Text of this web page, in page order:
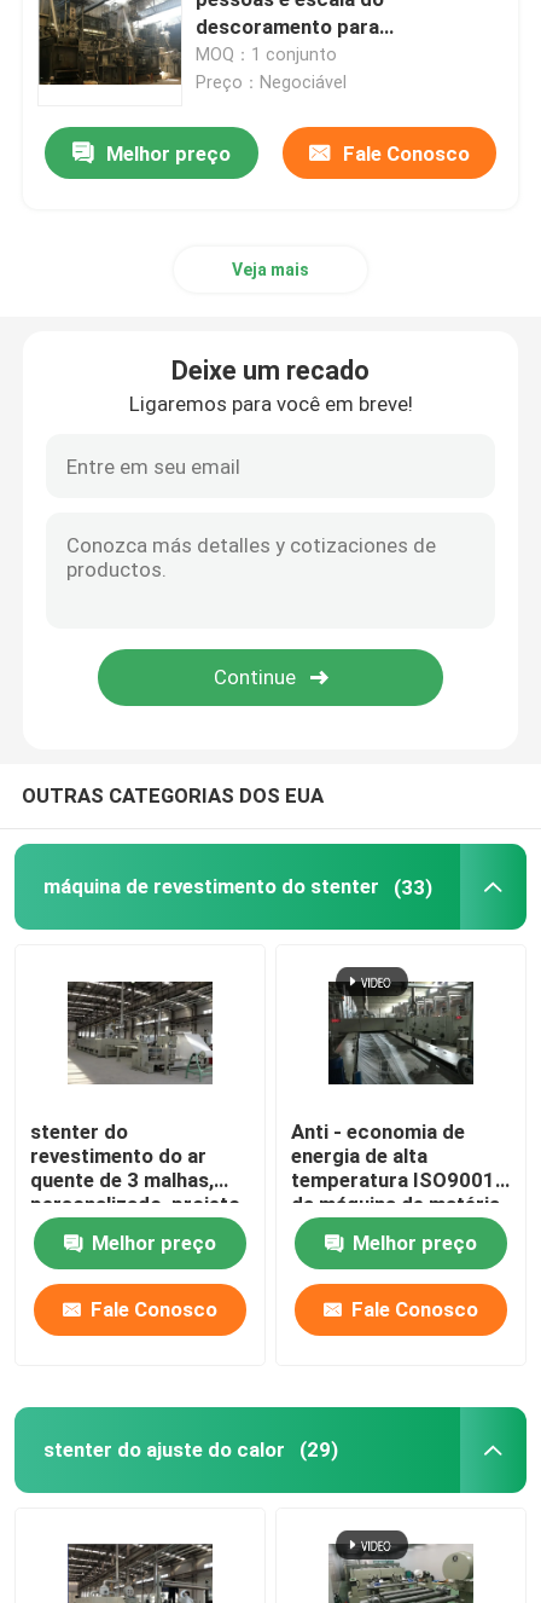
Máquina de Stenter do ar quente
máquina do stenter de matéria têxtil
Máquina de impressão giratória da tela
Máquina de secagem do cilindro
Linha de produção da fibra de grampo de poliéster
descoramento para
imprimir/telas tecidas cinzentas
MOQ：1 conjunto
Preço：Negociável
Melhor preço Fale Conosco
Veja mais
Deixe um recado
Ligaremos para você em breve!
OUTRAS CATEGORIAS DOS EUA
máquina de revestimento do stenter (33)
stenter do
revestimento do ar
quente de 3 malhas,
personalizado, projeto
da humanização
Melhor preço
Fale Conosco
Anti - economia de
energia de alta
temperatura ISO9001
da máquina de matéria
têxtil de Stenter
Melhor preço
Fale Conosco
stenter do ajuste do calor (29)